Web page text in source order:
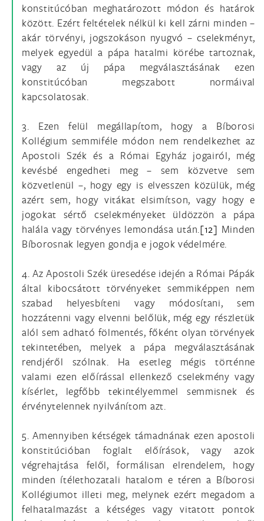
konstitúcóban meghatározott módon és határok
között. Ezért feltételek nélkül ki kell zárni minden –
akár törvényi, jogszokáson nyugvó – cselekményt,
melyek egyedül a pápa hatalmi körébe tartoznak,
vagy az új pápa megválasztásának ezen
konstitúcóban megszabott normáival
kapcsolatosak.
3. Ezen felül megállapítom, hogy a Bíborosi
Kollégium semmiféle módon nem rendelkezhet az
Apostoli Szék és a Római Egyház jogairól, még
kevésbé engedheti meg – sem közvetve sem
közvetlenül –, hogy egy is elvesszen közülük, még
azért sem, hogy vitákat elsimítson, vagy hogy e
jogokat sértő cselekményeket üldözzön a pápa
halála vagy törvényes lemondása után.[12] Minden
Bíborosnak legyen gondja e jogok védelmére.
4. Az Apostoli Szék üresedése idején a Római Pápák
által kibocsátott törvényeket semmiképpen nem
szabad helyesbíteni vagy módosítani, sem
hozzátenni vagy elvenni belőlük, még egy részletük
alól sem adható fölmentés, főként olyan törvények
tekintetében, melyek a pápa megválasztásának
rendjéről szólnak. Ha esetleg mégis történne
valami ezen előírással ellenkező cselekmény vagy
kísérlet, legfőbb tekintélyemmel semmisnek és
érvénytelennek nyilvánítom azt.
5. Amennyiben kétségek támadnának ezen apostoli
konstitúcióban foglalt előírások, vagy azok
végrehajtása felől, formálisan elrendelem, hogy
minden ítélethozatali hatalom e téren a Bíborosi
Kollégiumot illeti meg, melynek ezért megadom a
felhatalmazást a kétséges vagy vitatott pontok